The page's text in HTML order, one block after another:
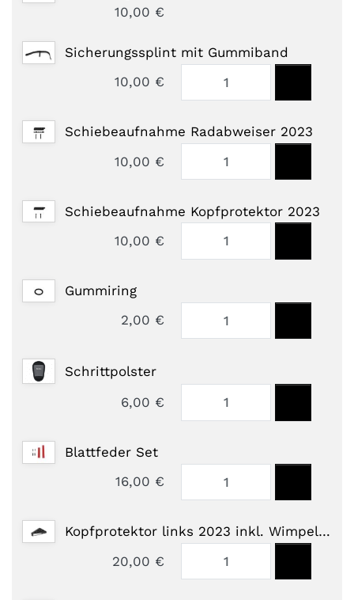
10,00 €
Sicherungssplint mit Gummiband
10,00 €
Schiebeaufnahme Radabweiser 2023
10,00 €
Schiebeaufnahme Kopfprotektor 2023
10,00 €
Gummiring
2,00 €
Schrittpolster
6,00 €
Blattfeder Set
16,00 €
Kopfprotektor links 2023 inkl. Wimpeleinsatz
20,00 €